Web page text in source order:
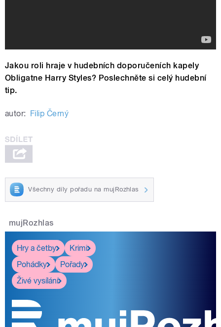
Jakou roli hraje v hudebních doporučeních kapely
Obligatne Harry Styles? Poslechněte si celý hudební
tip.
autor: Filip Černý
Všechny díly pořadu na mujRozhlas
mujRozhlas
Hry a četby
Krimi
Pohádky
Pořady
Živé vysílání